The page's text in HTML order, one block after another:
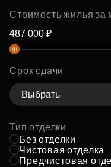
Стоимость жилья за
Срок сдачи
Выбрать
Тип отделки
Без отделки
Чистовая отделка
Предчистовая